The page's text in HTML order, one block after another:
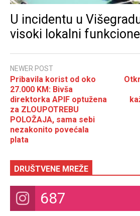
U incidentu u
visoki lokalni
NEWER POST
Pribavila korist od oko
27.000 KM: Bivša
direktorka APIF optužena
za ZLOUPOTREBU
POLOŽAJA, sama sebi
nezakonito povećala
plata
DRUŠTVENE MREŽE
687